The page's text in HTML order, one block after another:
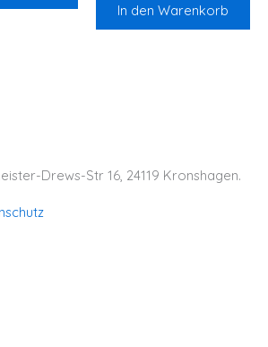
In den Warenkorb
Drews-Str 16, 24119 Kronshagen.